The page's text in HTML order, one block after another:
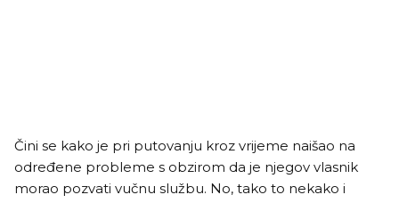
Čini se kako je pri putovanju kroz vrijeme naišao na
određene probleme s obzirom da je njegov vlasnik
morao pozvati vučnu službu. No, tako to nekako i